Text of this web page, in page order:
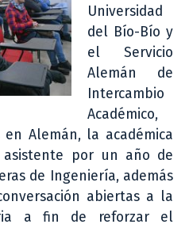
Universidad
del Bío-Bío y
el Servicio
Alemán de
Intercambio
Académico,
en Alemán, la académica
asistente por un año de
de Ingeniería, además
abiertas a la
a fin de reforzar el